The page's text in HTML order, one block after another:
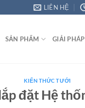
LIÊN HỆ
SẢN PHẨM GIẢI
KIẾN THỨC TƯỚI
đặt Hệ